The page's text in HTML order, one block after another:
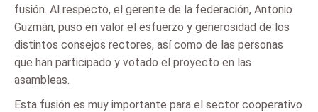
fusión. Al respecto, el gerente de la federación, Antonio
Guzmán, puso en valor el esfuerzo y generosidad de los
distintos consejos rectores, así como de las personas
que han participado y votado el proyecto en las
asambleas.
Esta fusión es muy importante para el sector cooperativo